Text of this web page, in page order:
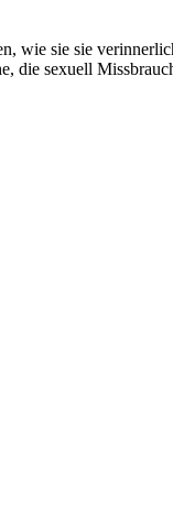
wie sie sie
die sexuell